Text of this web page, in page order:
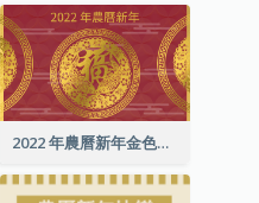
2022 年農曆新年金色賀卡